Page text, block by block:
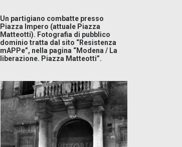
Un partigiano combatte presso
Piazza Impero (attuale Piazza
Matteotti). Fotografia di pubblico
dominio tratta dal sito “Resistenza
mAPPe”, nella pagina “Modena / La
liberazione. Piazza Matteotti”.